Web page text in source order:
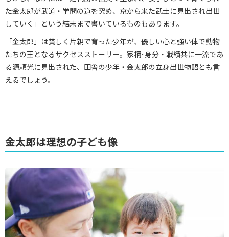
た金太郎が武道・学問の道を究め、京から来た武士に見出され出世
していく」という結末まで書いているものもあります。
「金太郎」は貧しく片親で育った少年が、優しい心と強い体で動物
たちの王となるサクセスストーリー。家柄･身分・戦績共に一流であ
る源頼光に見出された、田舎の少年・金太郎の立身出世物語とも言
えるでしょう。
金太郎は理想の子ども像